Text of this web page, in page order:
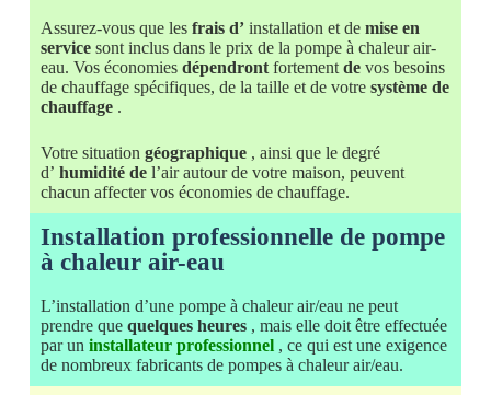
Assurez-vous que les frais d’installation et de mise en
servicesont inclus dans le prix de la pompe à chaleur air-
eau. Vos économies dépendrontfortement devos besoins
de chauffage spécifiques, de la taille et de votre système de
chauffage.
Votre situation géographique, ainsi que le degré
d’ humidité del’air autour de votre maison, peuvent
chacun affecter vos économies de chauffage.
Installation professionnelle de pompe
à chaleur air-eau
L’installation d’une pompe à chaleur air/eau ne peut
prendre que quelques heures, mais elle doit être effectuée
par un installateur professionnel , ce qui est une exigence
de nombreux fabricants de pompes à chaleur air/eau.